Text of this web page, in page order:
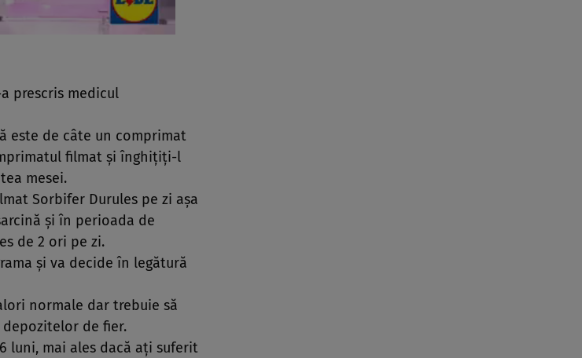
prescris medicul
este de câte un comprimat
filmat şi înghiţiţi-l
mesei.
Sorbifer Durules pe zi aşa
şi în perioada de
de 2 ori pe zi.
şi va decide în legătură
normale dar trebuie să
de fier.
luni, mai ales dacă aţi suferit